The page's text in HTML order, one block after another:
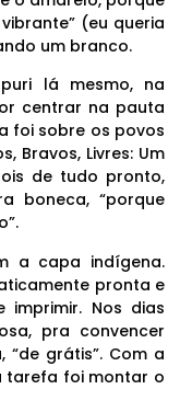
(eu queria
um branco.
lá mesmo, na
centrar na pauta
foi sobre os povos
Bravos, Livres: Um
de tudo pronto,
boneca, “porque
a capa indígena.
pronta e
Nos dias
pra convencer
“de grátis”. Com a
tarefa foi montar o